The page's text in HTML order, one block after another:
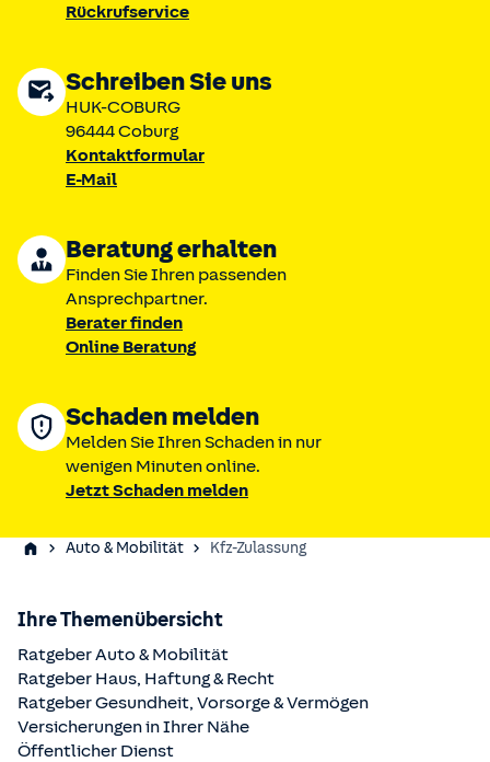
Rückrufservice
Schreiben Sie uns
HUK-COBURG
96444 Coburg
Kontaktformular
E-Mail
Beratung erhalten
Finden Sie Ihren passenden
Ansprechpartner.
Berater finden
Online Beratung
Schaden melden
Melden Sie Ihren Schaden in nur
wenigen Minuten online.
Jetzt Schaden melden
Auto & Mobilität Kfz-Zulassung
Ihre Themenübersicht
Ratgeber Auto & Mobilität
Ratgeber Haus, Haftung & Recht
Ratgeber Gesundheit, Vorsorge & Vermögen
Versicherungen in Ihrer Nähe
Öffentlicher Dienst